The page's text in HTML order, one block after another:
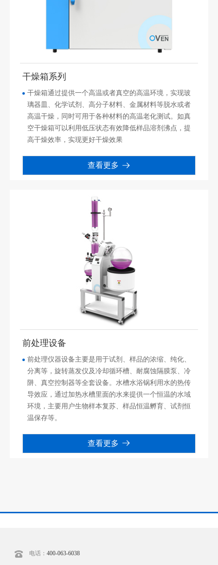
干燥箱系列
干燥箱通过提供一个高温或者真空的高温环境，实现玻
璃器皿、化学试剂、高分子材料、金属材料等脱水或者
高温干燥，同时可用于各种材料的高温老化测试。如真
空干燥箱可以利用低压状态有效降低样品溶剂沸点，提
高干燥效率，实现更好干燥效果
查看更多
前处理设备
前处理仪器设备主要是用于试剂、样品的浓缩、纯化、
分离等，旋转蒸发仪及冷却循环槽、耐腐蚀隔膜泵、冷
阱、真空控制器等全套设备。水槽水浴锅利用水的热传
导效应，通过加热水槽里面的水来提供一个恒温的水域
环境，主要用户生物样本复苏、样品恒温孵育、试剂恒
温保存等。
查看更多
电话： 400-063-6038